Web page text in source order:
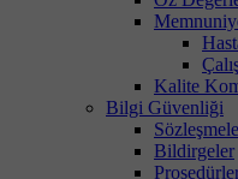
Kalite
Bilgi Güvenliği
Bildirgeler